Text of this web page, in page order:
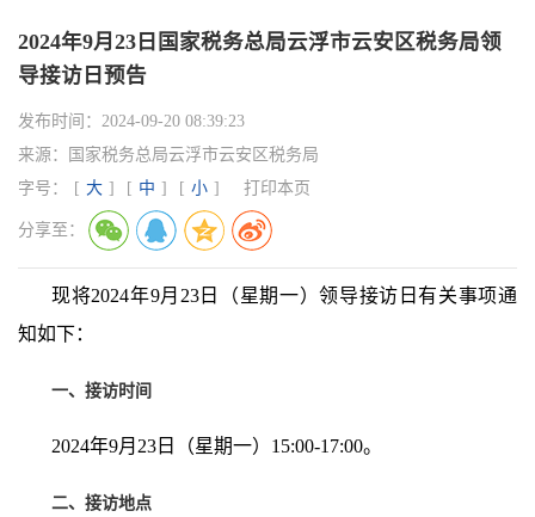
2024年9月23日国家税务总局云浮市云安区税务局领
导接访日预告
发布时间： 2024-09-20 08:39:23
来源：
国家税务总局云浮市云安区税务局
字号：
[ 大 ] [ 中 ] [ 小 ] 打印本页
分享至：
现将2024年9月 23日（星期一）领导接访日有关事项通
知如下：
一、接访时间
2024年9月23日（星期一） 15:00-17:00。
二、接访地点